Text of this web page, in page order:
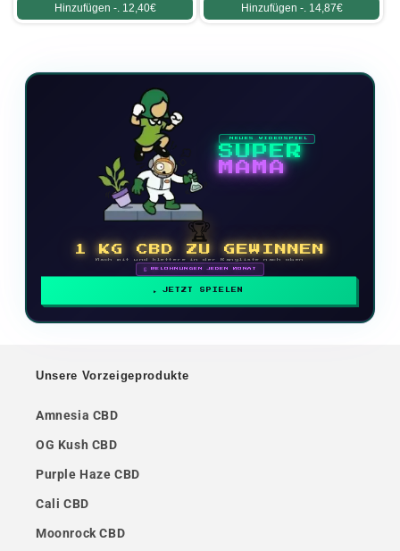
Hinzufügen -. 12,40€
Hinzufügen -. 14,87€
NEUES VIDEOSPIEL
SUPER
MAMA
🏆
1 KG CBD ZU GEWINNEN
Mach mit und klettere in der Rangliste nach oben
🗓 BELOHNUNGEN JEDEN MONAT
JETZT SPIELEN
Unsere Vorzeigeprodukte
Amnesia CBD
OG Kush CBD
Purple Haze CBD
Cali CBD
Moonrock CBD